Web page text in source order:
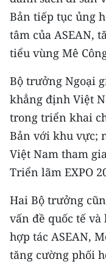
Bản tiếp tục ủng
tâm của ASEAN,
tiểu vùng Mê
Bộ trưởng Ngoại
khẳng định Việt
trong triển khai
Bản với khu vực;
Việt Nam tham
Triển lãm EXPO
Hai Bộ trưởng
vấn đề quốc tế
hợp tác ASEAN,
tăng cường phối